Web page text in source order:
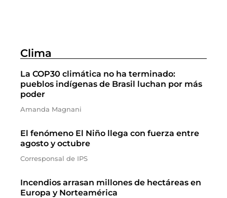
Clima
La COP30 climática no ha terminado:
pueblos indígenas de Brasil luchan por más
poder
Amanda Magnani
El fenómeno El Niño llega con fuerza entre
agosto y octubre
Corresponsal de IPS
Incendios arrasan millones de hectáreas en
Europa y Norteamérica